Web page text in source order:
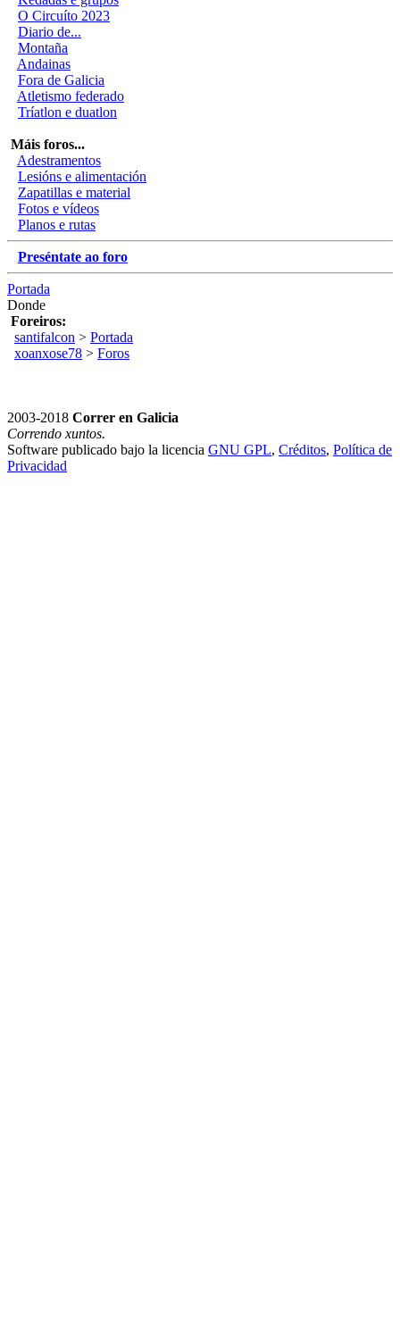
O Circuíto 2023
Diario de...
Montaña
Andainas
Fora de Galicia
Atletismo federado
Tríatlon e duatlon
Máis foros...
Adestramentos
Lesións e alimentación
Zapatillas e material
Fotos e vídeos
Planos e rutas
Preséntate ao foro
Portada
Donde
Foreiros:
santifalcon > Portada
xoanxose78 > Foros
2003-2018 Correr en Galicia
Correndo xuntos.
Software publicado bajo la licencia GNU GPL, Créditos, Política de
Privacidad